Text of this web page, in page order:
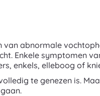
abnormale
Enkele symptomen
enkels, elleboog of
te genezen is.